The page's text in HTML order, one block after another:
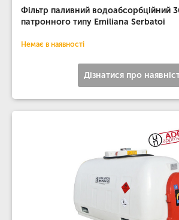
Фільтр паливний водоабсорбційний
патронного типу Emiliana Serbatoi
Немає в наявності
Дізнатися про